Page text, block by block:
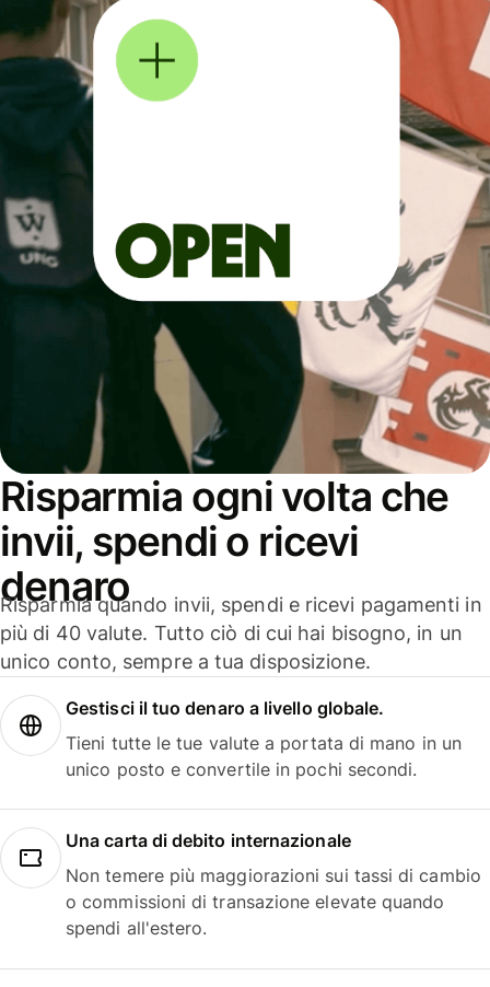
Risparmia ogni volta che
invii, spendi o ricevi
denaro
Risparmia quando invii, spendi e ricevi pagamenti in
più di 40 valute. Tutto ciò di cui hai bisogno, in un
unico conto, sempre a tua disposizione.
Gestisci il tuo denaro a livello globale.
Tieni tutte le tue valute a portata di mano in un
unico posto e convertile in pochi secondi.
Una carta di debito internazionale
Non temere più maggiorazioni sui tassi di cambio
o commissioni di transazione elevate quando
spendi all'estero.